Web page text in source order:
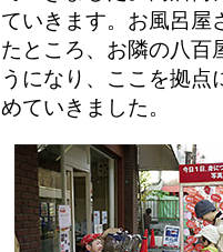
ていきます。お風呂屋
たところ、お隣の八百
うになり、ここを拠
めていきました。